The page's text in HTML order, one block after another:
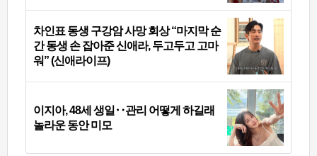
차인표 동생 구강암 사망 회상 “마지막 순
간 동생 손 잡아준 신애라, 두고두고 고마
워” (신애라이프)
이지아, 48세 생일‥관리 어떻게 하길래
놀라운 동안 미모